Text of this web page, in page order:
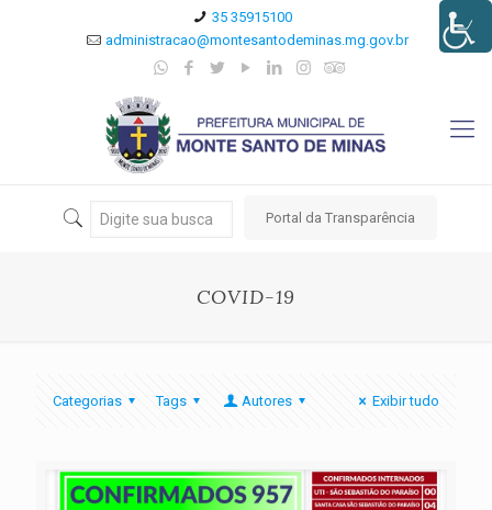
35 35915100
administracao@montesantodeminas.mg.gov.br
Portal da Transparência
COVID-19
Categorias Tags Autores Exibir tudo